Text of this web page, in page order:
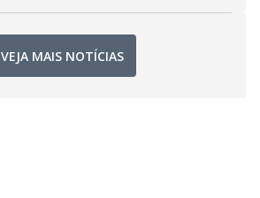
VEJA MAIS NOTÍCIAS